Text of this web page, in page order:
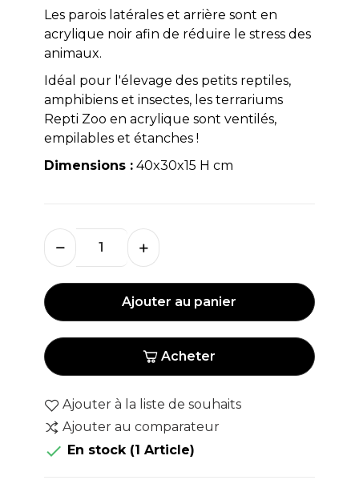
Les parois latérales et arrière sont en
acrylique noir afin de réduire le stress des
animaux.
Idéal pour l'élevage des petits reptiles,
amphibiens et insectes, les terrariums
Repti Zoo en acrylique sont ventilés,
empilables et étanches !
Dimensions :40x30x15 H cm
Ajouter au panier
Acheter
Ajouter à la liste de souhaits
Ajouter au comparateur
 En stock (1 Article)